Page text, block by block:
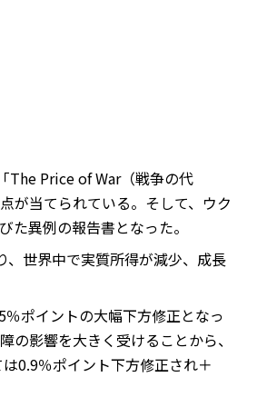
The Price of War（戦争の代
が当てられている。そして、ウク
異例の報告書となった。
、世界中で実質所得が減少、成長
ポイントの大幅下方修正となっ
影響を大きく受けることから、
0.9％ポイント下方修正され＋